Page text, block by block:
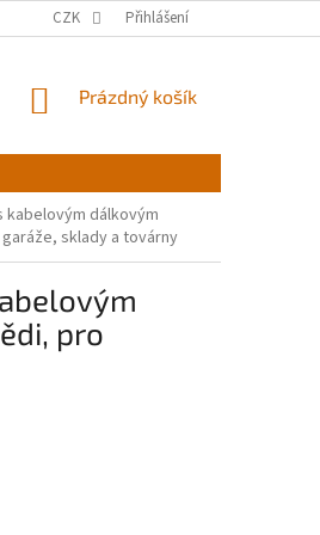
CZK Přihlášení
NÁKUPNÍ
Prázdný košík
kabelovým dálkovým
sklady a továrny
pro